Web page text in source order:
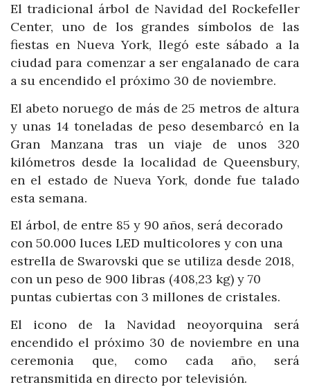
El tradicional árbol de Navidad del Rockefeller
Center, uno de los grandes símbolos de las
fiestas en Nueva York, llegó este sábado a la
ciudad para comenzar a ser engalanado de cara
a su encendido el próximo 30 de noviembre.
El abeto noruego de más de 25 metros de altura
y unas 14 toneladas de peso desembarcó en la
Gran Manzana tras un viaje de unos 320
kilómetros desde la localidad de Queensbury,
en el estado de Nueva York, donde fue talado
esta semana.
El árbol, de entre 85 y 90 años, será decorado
con 50.000 luces LED multicolores y con una
estrella de Swarovski que se utiliza desde 2018,
con un peso de 900 libras (408,23 kg) y 70
puntas cubiertas con 3 millones de cristales.
El icono de la Navidad neoyorquina será
encendido el próximo 30 de noviembre en una
ceremonia que, como cada año, será
retransmitida en directo por televisión.